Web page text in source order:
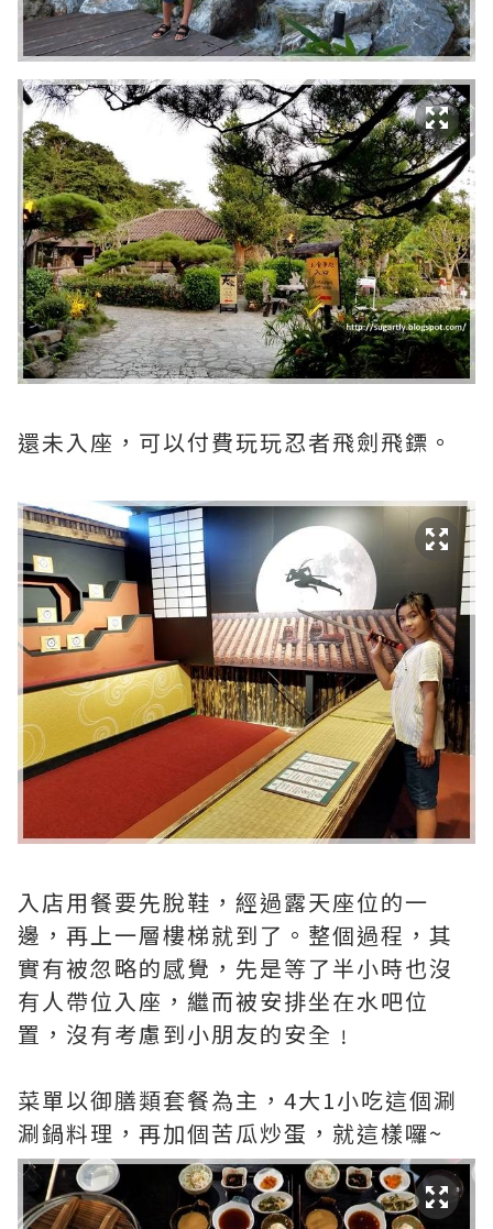
還未入座，可以付費玩玩忍者飛劍飛鏢。
入店用餐要先脫鞋，經過露天座位的一
邊，再上一層樓梯就到了。整個過程，其
實有被忽略的感覺，先是等了半小時也沒
有人帶位入座，繼而被安排坐在水吧位
置，沒有考慮到小朋友的安全﹗
菜單以御膳類套餐為主，4大1小吃這個涮
涮鍋料理，再加個苦瓜炒蛋，就這樣囉~